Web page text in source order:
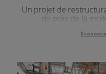
Un projet de
de près de la
Économie